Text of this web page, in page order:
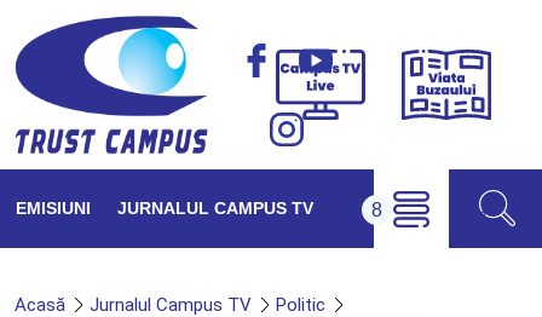
Campus
Viața
EMISIUNI JURNALUL CAMPUS TV
Acasă Jurnalul Campus TV Politic